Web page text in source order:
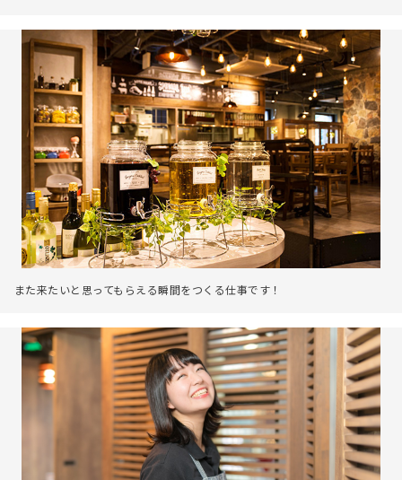
また来たいと思ってもらえる瞬間をつくる仕事です！